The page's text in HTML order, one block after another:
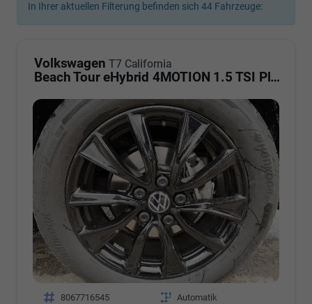
In Ihrer aktuellen Filterung befinden sich 44 Fahrzeuge:
Volkswagen T7 California
Beach Tour eHybrid 4MOTION 1.5 TSI Plus ArtVelour
Fahrzeugnr. 8067716545 Getriebe Automatik